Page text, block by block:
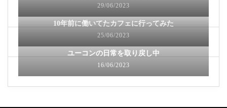
29/06/2023
10年前に働いてたカフェに行ってみた
25/06/2023
ユーコンの日常を取り戻し中
16/06/2023